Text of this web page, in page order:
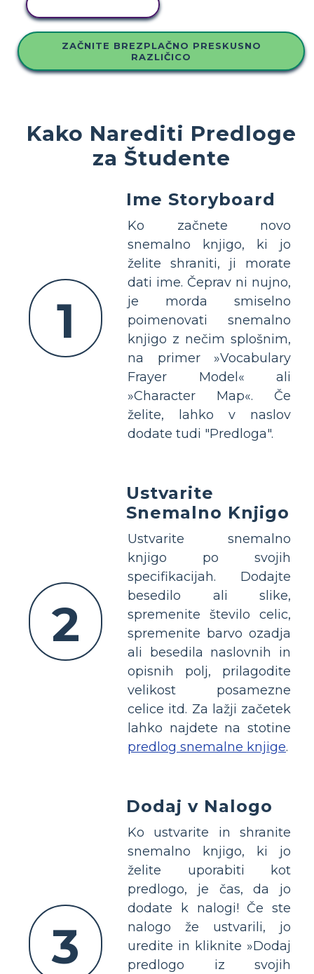
ZAČNITE BREZPLAČNO PRESKUSNO
RAZLIČICO
Kako Narediti Predloge
za Študente
1
Ime Storyboard
Ko začnete novo
snemalno knjigo, ki jo
želite shraniti, ji morate
dati ime. Čeprav ni nujno,
je morda smiselno
poimenovati snemalno
knjigo z nečim splošnim,
na primer »Vocabulary
Frayer Model« ali
»Character Map«. Če
želite, lahko v naslov
dodate tudi "Predloga".
2
Ustvarite
Snemalno Knjigo
Ustvarite snemalno
knjigo po svojih
specifikacijah. Dodajte
besedilo ali slike,
spremenite število celic,
spremenite barvo ozadja
ali besedila naslovnih in
opisnih polj, prilagodite
velikost posamezne
celice itd. Za lažji začetek
lahko najdete na stotine
predlog snemalne knjige.
3
Dodaj v Nalogo
Ko ustvarite in shranite
snemalno knjigo, ki jo
želite uporabiti kot
predlogo, je čas, da jo
dodate k nalogi! Če ste
nalogo že ustvarili, jo
uredite in kliknite »Dodaj
predlogo iz svojih